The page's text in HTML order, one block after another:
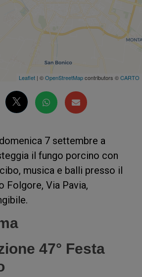
Leaflet | ©OpenStreetMapcontributors ©CARTO
7 settembre a
il fungo porcino con
musica e balli presso il
Folgore, Via Pavia,
47° Festa